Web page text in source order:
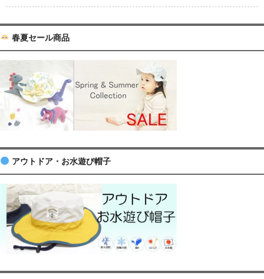
春夏セール商品
アウトドア・お水遊び帽子